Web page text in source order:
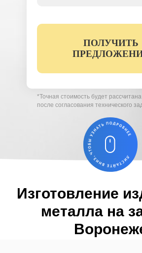
*Точная стоимость будет рассчитана
после согласования технического
Вы соглашаетесь с условиями
персональных данных (
ПОЛУЧИТЬ
Изготовление
металла на